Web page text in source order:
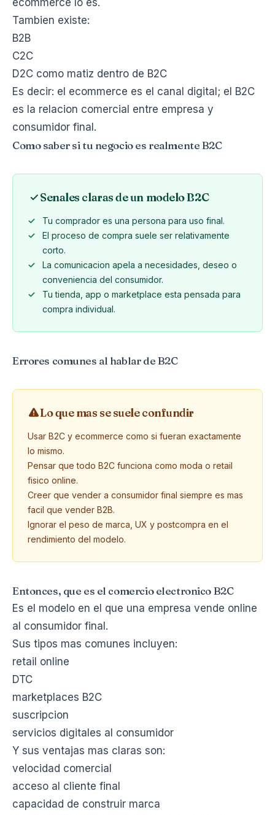
ecommerce lo es.
Tambien existe:
B2B
C2C
D2C como matiz dentro de B2C
Es decir: el ecommerce es el canal digital; el B2C
es la relacion comercial entre empresa y
consumidor final.
Como saber si tu negocio es realmente B2C
Senales claras de un modelo B2C
Tu comprador es una persona para uso final.
El proceso de compra suele ser relativamente
corto.
La comunicacion apela a necesidades, deseo o
conveniencia del consumidor.
Tu tienda, app o marketplace esta pensada para
compra individual.
Errores comunes al hablar de B2C
Lo que mas se suele confundir
Usar B2C y ecommerce como si fueran exactamente
lo mismo.
Pensar que todo B2C funciona como moda o retail
fisico online.
Creer que vender a consumidor final siempre es mas
facil que vender B2B.
Ignorar el peso de marca, UX y postcompra en el
rendimiento del modelo.
Entonces, que es el comercio electronico B2C
Es el modelo en el que una empresa vende online
al consumidor final.
Sus tipos mas comunes incluyen:
retail online
DTC
marketplaces B2C
suscripcion
servicios digitales al consumidor
Y sus ventajas mas claras son:
velocidad comercial
acceso al cliente final
capacidad de construir marca